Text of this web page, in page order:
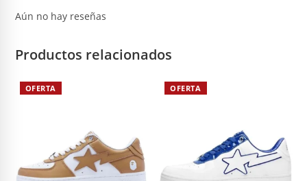
Aún no hay reseñas
Productos relacionados
OFERTA OFERTA